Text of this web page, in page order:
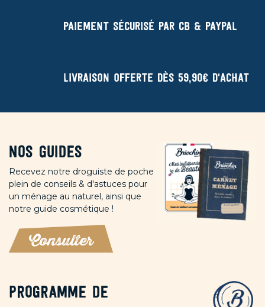
Paiement sécurisé par CB & Paypal
Livraison offerte dès 59,90€ d'achat
Nos guides
Recevez notre droguiste de poche
plein de conseils & d'astuces pour
un ménage au naturel, ainsi que
notre guide cosmétique !
Consulter
Programme de